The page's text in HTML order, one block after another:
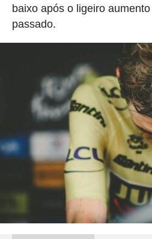
baixo após o ligeiro
passado.